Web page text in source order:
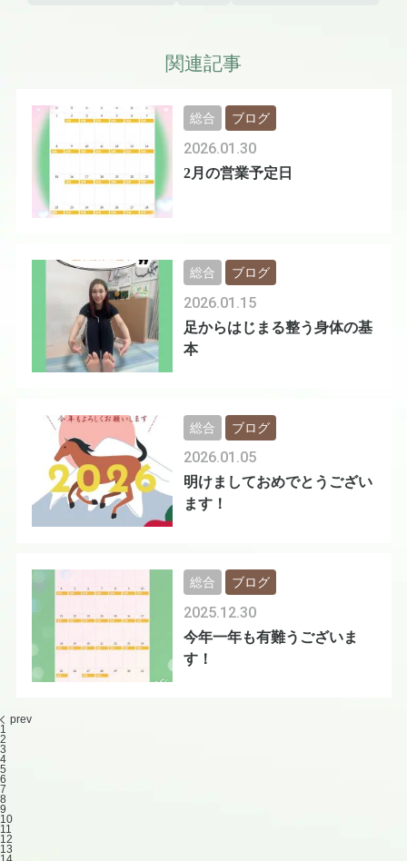
関連記事
2月の営業予定日
2026.01.30
総合 ブログ
足からはじまる整う身体の基
本
2026.01.15
総合 ブログ
明けましておめでとうござい
ます！
2026.01.05
総合 ブログ
今年一年も有難うございま
す！
2025.12.30
総合 ブログ
prev
1
2
3
4
5
6
7
8
9
10
11
12
13